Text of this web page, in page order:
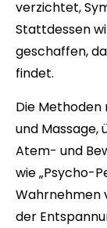
verzichtet,
Stattdessen
geschaffen,
findet.
Die
und Massage,
Atem- und
wie „Psycho-
Wahrnehmen
der